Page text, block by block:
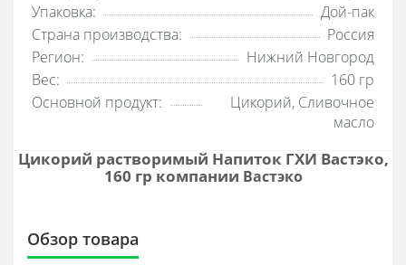
Упаковка:
Дой-пак
Страна производства:
Россия
Регион:
Нижний Новгород
Вес:
160 гр
Основной продукт:
Цикорий, Сливочное
масло
Цикорий растворимый Напиток ГХИ Вастэко,
160 гр компании Вастэко
Обзор товара